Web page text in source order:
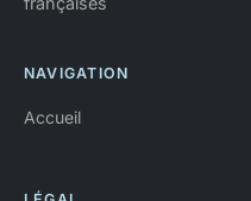
NAVIGATION
Accueil